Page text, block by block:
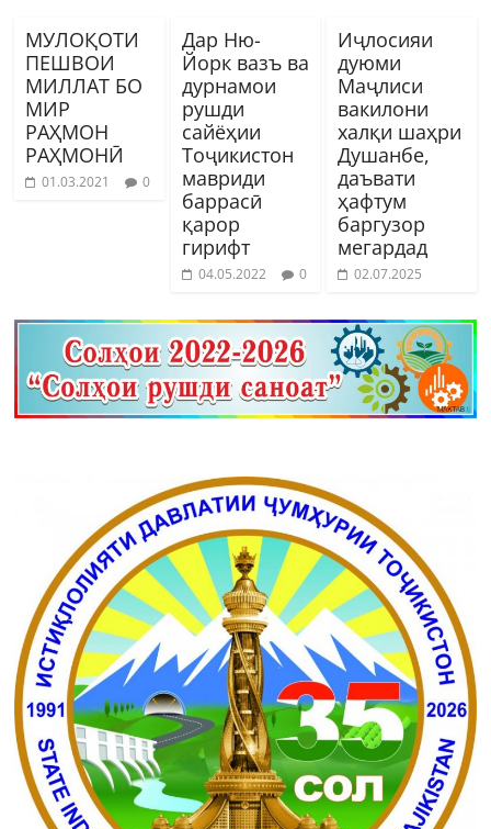
МУЛОҚОТИ
ПЕШВОИ
МИЛЛАТ БО
МИР
РАҲМОН
РАҲМОНӢ
01.03.2021 0
Дар Ню-
Йорк вазъ ва
дурнамои
рушди
сайёҳии
Тоҷикистон
мавриди
баррасӣ
қарор
гирифт
04.05.2022 0
Иҷлосияи
дуюми
Маҷлиси
вакилони
халқи шаҳри
Душанбе,
даъвати
ҳафтум
баргузор
мегардад
02.07.2025